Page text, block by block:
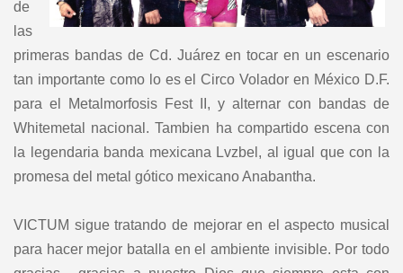
de
las
primeras bandas de Cd. Juárez en tocar en un escenario
tan importante como lo es el Circo Volador en México D.F.
para el Metalmorfosis Fest II, y alternar con bandas de
Whitemetal nacional. Tambien ha compartido escena con
la legendaria banda mexicana Lvzbel, al igual que con la
promesa del metal gótico mexicano Anabantha.
VICTUM sigue tratando de mejorar en el aspecto musical
para hacer mejor batalla en el ambiente invisible. Por todo